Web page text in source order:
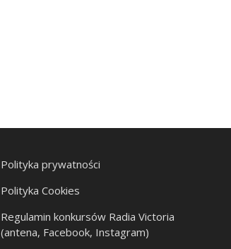
Polityka prywatności
Polityka Cookies
Regulamin konkursów Radia Victoria
(antena, Facebook, Instagram)